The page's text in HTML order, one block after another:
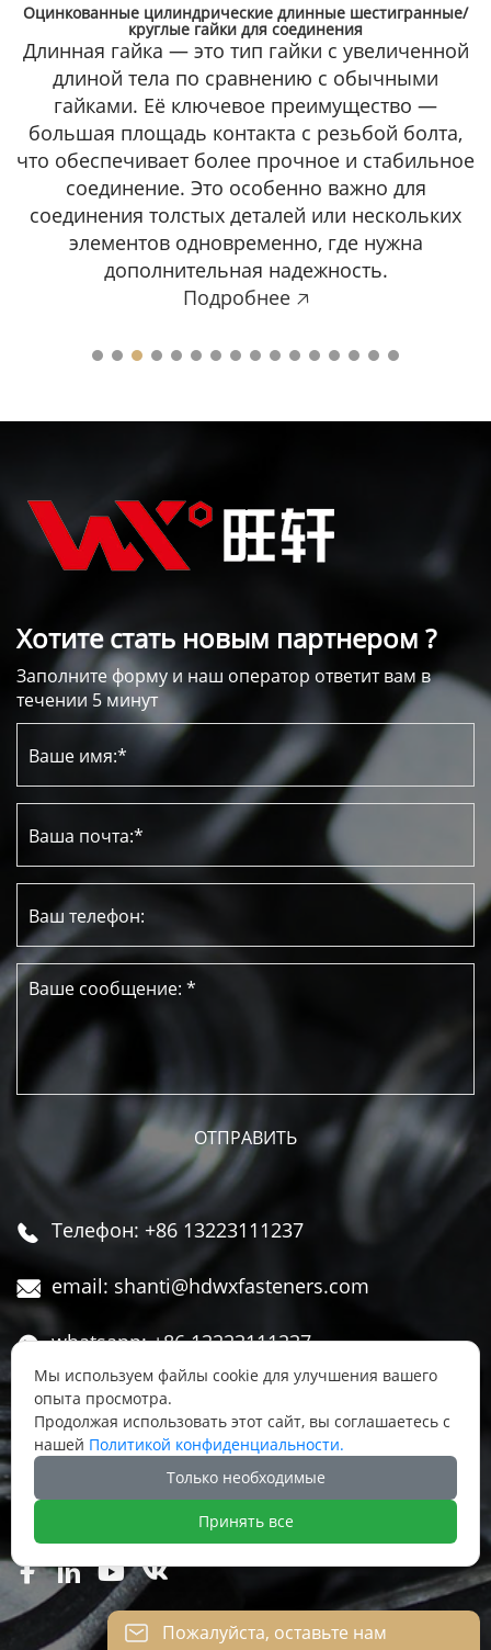
Пожалуйста, оставьте нам
Оцинкованные цилиндрические длинные шестигранные/
круглые гайки для соединения
Длинная гайка — это тип гайки с увеличенной
длиной тела по сравнению с обычными
гайками. Её ключевое преимущество —
большая площадь контакта с резьбой болта,
что обеспечивает более прочное и стабильное
соединение. Это особенно важно для
соединения толстых деталей или нескольких
элементов одновременно, где нужна
дополнительная надежность.
Подробнее 🡥
Хотите стать новым партнером ?
Заполните форму и наш оператор ответит вам в
течении 5 минут
 Телефон: +86 13223111237
 email: shanti@hdwxfasteners.com
 whatsapp: +86 13223111237
 We Chat: +86 13223111237
 Адрес: Северная часть Западной улицы,
Чжоуцунь, поселок Сису, район Юннянь,
город Ханьдань, провинция Хэбэй, Китай
   
Мы используем файлы cookie для улучшения вашего
опыта просмотра.
Продолжая использовать этот сайт, вы соглашаетесь с
нашей Политикой конфиденциальности.
Только необходимые
Принять все